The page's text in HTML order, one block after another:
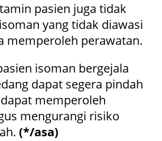
pasien juga tidak
yang tidak diawasi
memperoleh perawatan.
isoman bergejala
dapat segera pindah
memperoleh
mengurangi risiko
(*/asa)